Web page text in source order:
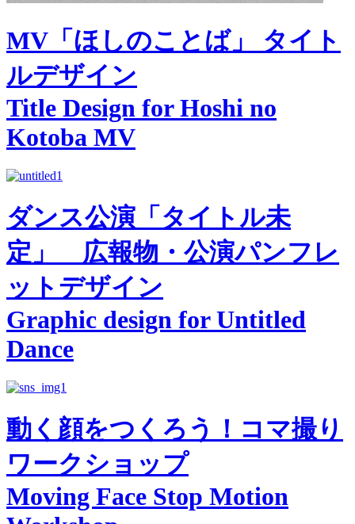
MV「ほしのことば」 タイト
ルデザイン
Title Design for Hoshi no
Kotoba MV
ダンス公演「タイトル未
定」 広報物・公演パンフレ
ットデザイン
Graphic design for Untitled
Dance
動く顔をつくろう！コマ撮り
ワークショップ
Moving Face Stop Motion